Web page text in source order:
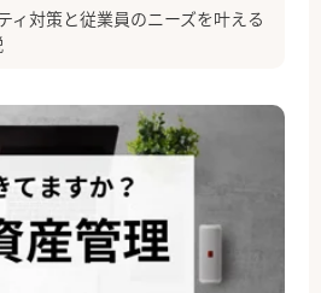
ィ対策と従業員のニーズを叶える